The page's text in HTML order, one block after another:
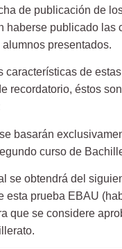
de publicación de
haberse publicado las
presentados.
características de
recordatorio, éstos
basarán
curso de
se obtendrá del
esta prueba EBAU
que se considere